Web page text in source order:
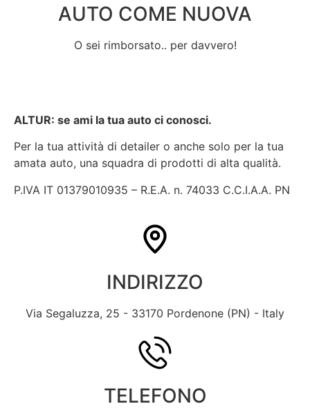
AUTO COME NUOVA
O sei rimborsato.. per davvero!
ALTUR: se ami la tua auto ci conosci.
Per la tua attività di detailer o anche solo per la tua
amata auto, una squadra di prodotti di alta qualità.
P.IVA IT 01379010935 – R.E.A. n. 74033 C.C.I.A.A. PN
INDIRIZZO
Via Segaluzza, 25 - 33170 Pordenone (PN) - Italy
TELEFONO